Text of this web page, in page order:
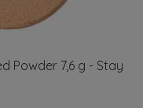
Powder 7,6 g - Stay